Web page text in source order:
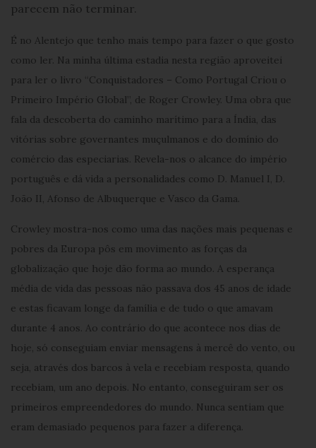
parecem não terminar.
É no Alentejo que tenho mais tempo para fazer o que gosto
como ler. Na minha última estadia nesta região aproveitei
para ler o livro “Conquistadores – Como Portugal Criou o
Primeiro Império Global”, de Roger Crowley. Uma obra que
fala da descoberta do caminho marítimo para a Índia, das
vitórias sobre governantes muçulmanos e do domínio do
comércio das especiarias. Revela-nos o alcance do império
português e dá vida a personalidades como D. Manuel I, D.
João II, Afonso de Albuquerque e Vasco da Gama.
Crowley mostra-nos como uma das nações mais pequenas e
pobres da Europa pôs em movimento as forças da
globalização que hoje dão forma ao mundo. A esperança
média de vida das pessoas não passava dos 45 anos de idade
e estas ficavam longe da família e de tudo o que amavam
durante 4 anos. Ao contrário do que acontece nos dias de
hoje, só conseguiam enviar mensagens à mercê do vento, ou
seja, através dos barcos à vela e recebiam resposta, quando
recebiam, um ano depois. No entanto, conseguiram ser os
primeiros empreendedores do mundo. Nunca sentiam que
eram demasiado pequenos para fazer a diferença.